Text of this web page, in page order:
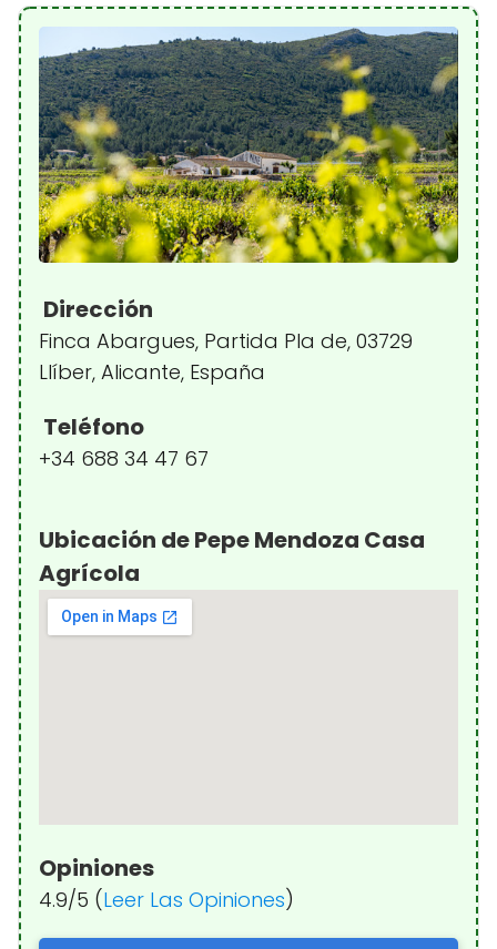
Dirección
Finca Abargues, Partida Pla de, 03729
Llíber, Alicante, España
Teléfono
+34 688 34 47 67
Ubicación de Pepe Mendoza Casa
Agrícola
Opiniones
4.9/5 (Leer Las Opiniones)